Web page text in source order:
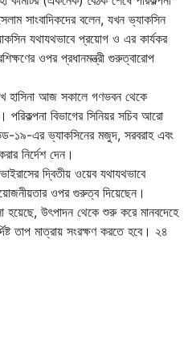
সাংবাদিকদের বলেন, যখন ভ্যাকসিন
যথাযথভাবে প্রয়োগ ও এর কার্যকর
ওপর প্রধানমন্ত্রী গুরুত্বারোপ
হাসিনা আজ সকালে গণভবন থেকে
বিভাগের সিনিয়র সচিব আরো
১৯-এর ভ্যাকসিনের মজুদ, সরবরাহ এবং
নির্দেশ দেন।
দ্বিতীয় ওয়েব যথাযথভাবে
ওপর গুরুত্ব দিয়েছেন।
হয়েছে, উৎপাদন থেকে শুরু করে মানবদেহে
তাপ মাত্রায় সংরক্ষণ করতে হবে। ২৪